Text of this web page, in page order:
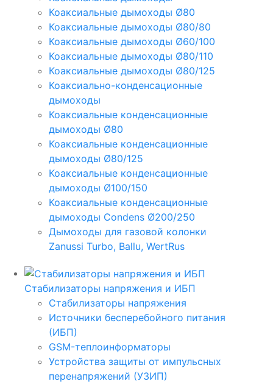
Коаксиальные дымоходы Ø80
Коаксиальные дымоходы Ø80/80
Коаксиальные дымоходы Ø60/100
Коаксиальные дымоходы Ø80/110
Коаксиальные дымоходы Ø80/125
Коаксиально-конденсационные
дымоходы
Коаксиальные конденсационные
дымоходы Ø80
Коаксиальные конденсационные
дымоходы Ø80/125
Коаксиальные конденсационные
дымоходы Ø100/150
Коаксиальные конденсационные
дымоходы Condens Ø200/250
Дымоходы для газовой колонки
Zanussi Turbo, Ballu, WertRus
Стабилизаторы напряжения и ИБП
Стабилизаторы напряжения
Источники бесперебойного питания
(ИБП)
GSM-теплоинформаторы
Устройства защиты от импульсных
перенапряжений (УЗИП)